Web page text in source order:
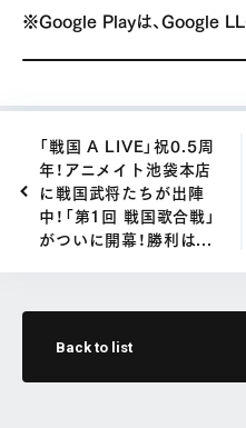
※Google Playは、Google
「戦国 A LIVE」祝0.5周
年！アニメイト池袋本店
に戦国武将たちが出陣
中！「第1回 戦国歌合戦」
がついに開幕！勝利は...
Back to list